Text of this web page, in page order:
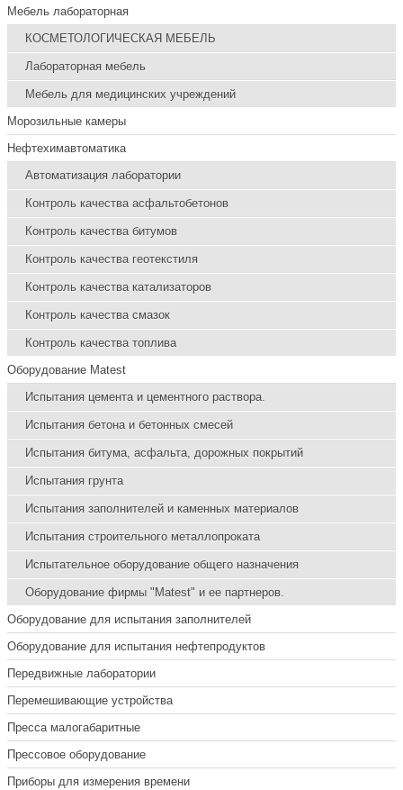
Мебель лабораторная
КОСМЕТОЛОГИЧЕСКАЯ МЕБЕЛЬ
Лабораторная мебель
Мебель для медицинских учреждений
Морозильные камеры
Нефтехимавтоматика
Автоматизация лаборатории
Контроль качества асфальтобетонов
Контроль качества битумов
Контроль качества геотекстиля
Контроль качества катализаторов
Контроль качества смазок
Контроль качества топлива
Оборудование Matest
Испытания цемента и цементного раствора.
Испытания бетона и бетонных смесей
Испытания битума, асфальта, дорожных покрытий
Испытания грунта
Испытания заполнителей и каменных материалов
Испытания строительного металлопроката
Испытательное оборудование общего назначения
Оборудование фирмы "Matest" и ее партнеров.
Оборудование для испытания заполнителей
Оборудование для испытания нефтепродуктов
Передвижные лаборатории
Перемешивающие устройства
Пресса малогабаритные
Прессовое оборудование
Приборы для измерения времени